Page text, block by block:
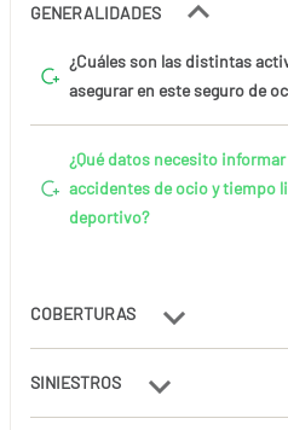
GENERALIDADES
¿Cuáles son las distintas
asegurar en este seguro de
¿Qué datos necesito
accidentes de ocio y tiempo
deportivo?
COBERTURAS
SINIESTROS